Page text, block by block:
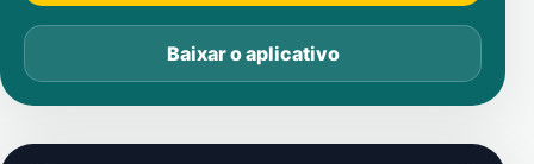
Baixar o aplicativo